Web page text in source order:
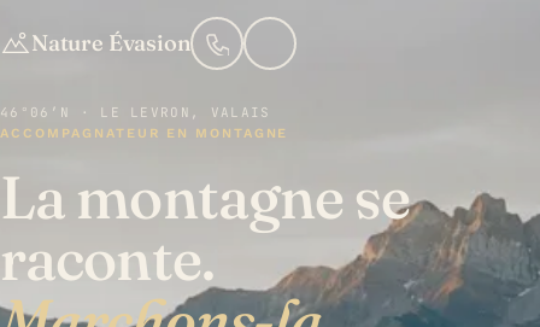
Nature Évasion
46°06′N · LE LEVRON, VALAIS
ACCOMPAGNATEUR EN MONTAGNE
La montagne se
raconte.